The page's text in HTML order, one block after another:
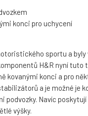
konci pro uchycení
sportu a
H&R nyní
kovanými konci a pro
a je možné je
podvozky. Navíc
výšky.